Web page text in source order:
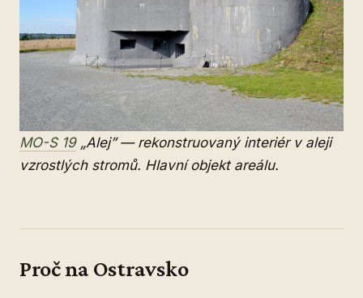
MO-S 19„Alej” — rekonstruovaný interiér v aleji
vzrostlých stromů. Hlavní objekt areálu.
Proč na Ostravsko